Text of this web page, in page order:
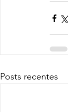
Posts recentes